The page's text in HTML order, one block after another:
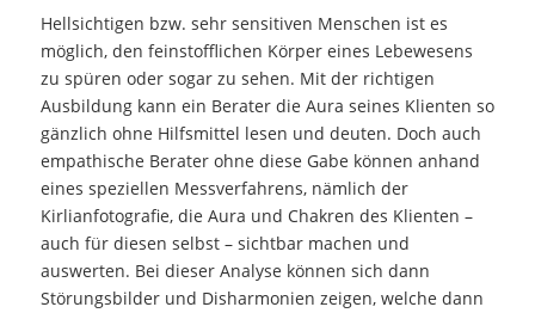
Hellsichtigen bzw. sehr sensitiven Menschen ist es
möglich, den feinstofflichen Körper eines Lebewesens
zu spüren oder sogar zu sehen. Mit der richtigen
Ausbildung kann ein Berater die Aura seines Klienten so
gänzlich ohne Hilfsmittel lesen und deuten. Doch auch
empathische Berater ohne diese Gabe können anhand
eines speziellen Messverfahrens, nämlich der
Kirlianfotografie, die Aura und Chakren des Klienten –
auch für diesen selbst – sichtbar machen und
auswerten. Bei dieser Analyse können sich dann
Störungsbilder und Disharmonien zeigen, welche dann